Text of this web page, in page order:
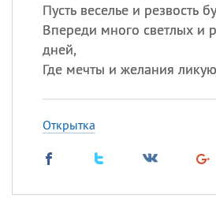
Пусть веселье и резвость
Впереди много светлых и
дней,
Где мечты и желания
Открытка